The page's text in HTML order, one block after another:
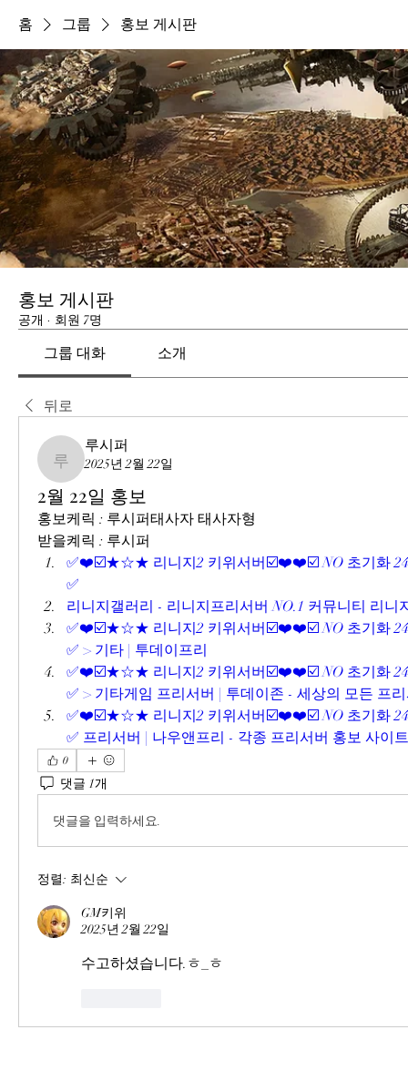
홈 그룹 홍보 게시판
홍보 게시판
공개 · 회원 7명
그룹 대화 소개
뒤로
루시퍼
루시퍼
2025년 2월 22일
2월 22일 홍보
홍보케릭 : 루시퍼태사자 태사자형
받을켸릭 : 루시퍼
✅❤️☑️★☆★ 리니지2 키위서버☑️❤️❤️☑️ NO 초기화
✅
리니지갤러리 - 리니지프리서버 NO.1 커뮤니티 리니
✅❤️☑️★☆★ 리니지2 키위서버☑️❤️❤️☑️ NO 초기화
✅ > 기타 | 투데이프리
✅❤️☑️★☆★ 리니지2 키위서버☑️❤️❤️☑️ NO 초기화
✅ > 기타게임 프리서버 | 투데이존 - 세상의 모든 프
✅❤️☑️★☆★ 리니지2 키위서버☑️❤️❤️☑️ NO 초기화
✅ 프리서버 | 나우앤프리 - 각종 프리서버 홍보 사이트
0
댓글 1개
댓글을 입력하세요.
정렬: 최신순
GM키위
2025년 2월 22일
수고하셨습니다.ㅎ_ㅎ